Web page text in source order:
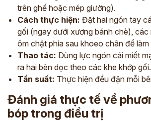
trên ghế hoặc mép giường).
Cách thực hiện: Đặt hai ngón tay
gối (ngay dưới xương bánh chè),
ôm chặt phía sau khoeo chân để làm
Thao tác: Dùng lực ngón cái miết
ra hai bên dọc theo các khe khớp gối.
Tần suất: Thực hiện đều đặn mỗi
Đánh giá thực tế về
bóp trong điều trị